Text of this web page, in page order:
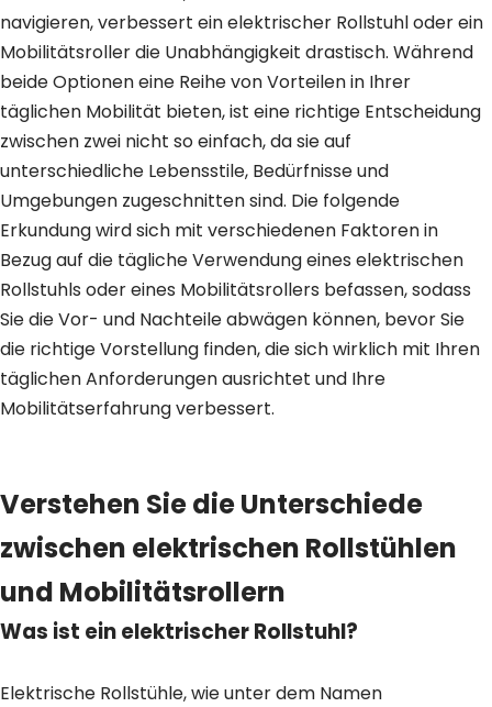
navigieren, verbessert ein elektrischer Rollstuhl oder ein
Mobilitätsroller die Unabhängigkeit drastisch. Während
beide Optionen eine Reihe von Vorteilen in Ihrer
täglichen Mobilität bieten, ist eine richtige Entscheidung
zwischen zwei nicht so einfach, da sie auf
unterschiedliche Lebensstile, Bedürfnisse und
Umgebungen zugeschnitten sind. Die folgende
Erkundung wird sich mit verschiedenen Faktoren in
Bezug auf die tägliche Verwendung eines elektrischen
Rollstuhls oder eines Mobilitätsrollers befassen, sodass
Sie die Vor- und Nachteile abwägen können, bevor Sie
die richtige Vorstellung finden, die sich wirklich mit Ihren
täglichen Anforderungen ausrichtet und Ihre
Mobilitätserfahrung verbessert.
Verstehen Sie die Unterschiede
zwischen elektrischen Rollstühlen
und Mobilitätsrollern
Was ist ein elektrischer Rollstuhl?
Elektrische Rollstühle, wie unter dem Namen